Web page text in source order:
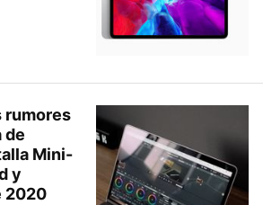
rumores
de
Mini-
y
2020